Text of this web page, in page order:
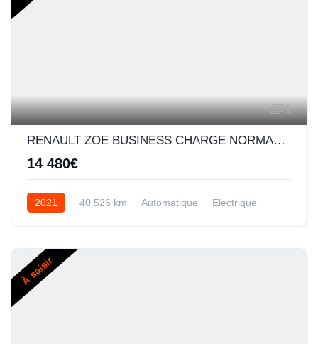
1
RENAULT ZOE BUSINESS CHARGE NORMALE R110 ACHAT INTEGRAL - 20
14 480€
2021 40 526 km Automatique Electrique
À saisir